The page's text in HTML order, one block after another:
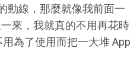
動線，那麼就像我前面一
來，我就真的不用再花時
為了使用而把一大堆 App